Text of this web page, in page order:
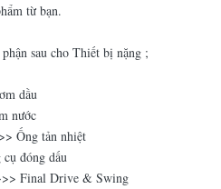
từ bạn.
sau cho Thiết bị nặng ;
dầu
nước
Ống tản nhiệt
đóng dấu
Final Drive & Swing